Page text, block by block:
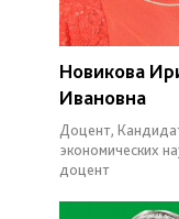
Новикова
Ивановна
Доцент,
экономических
доцент